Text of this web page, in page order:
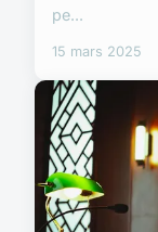
pe...
15 mars 2025